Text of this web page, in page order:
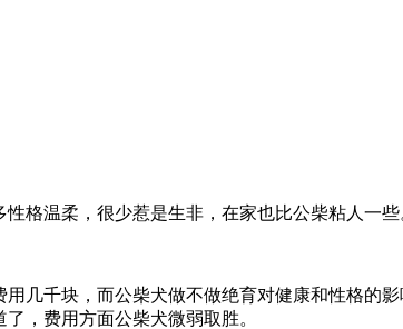
格温柔，很少惹是生非，在家也比公柴粘人一些
几千块，而公柴犬做不做绝育对健康和性格的
，费用方面公柴犬微弱取胜。